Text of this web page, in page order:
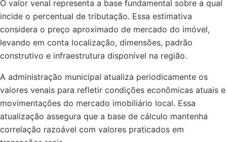
O valor venal representa a base fundamental sobre a qual
incide o percentual de tributação. Essa estimativa
considera o preço aproximado de mercado do imóvel,
levando em conta localização, dimensões, padrão
construtivo e infraestrutura disponível na região.
A administração municipal atualiza periodicamente os
valores venais para refletir condições econômicas atuais e
movimentações do mercado imobiliário local. Essa
atualização assegura que a base de cálculo mantenha
correlação razoável com valores praticados em